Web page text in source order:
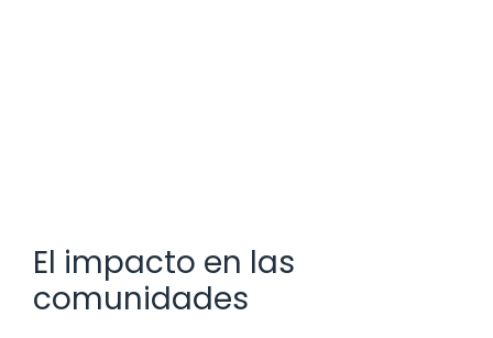
El impacto en las
comunidades